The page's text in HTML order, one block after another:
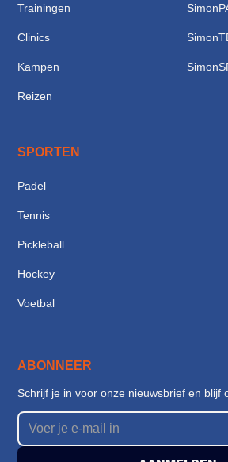
Trainingen
Clinics
Kampen
Reizen
SPORTEN
Padel
Tennis
Pickleball
Hockey
Voetbal
ABONNEER
Schrijf je in voor onze nieuwsbrief en blijf